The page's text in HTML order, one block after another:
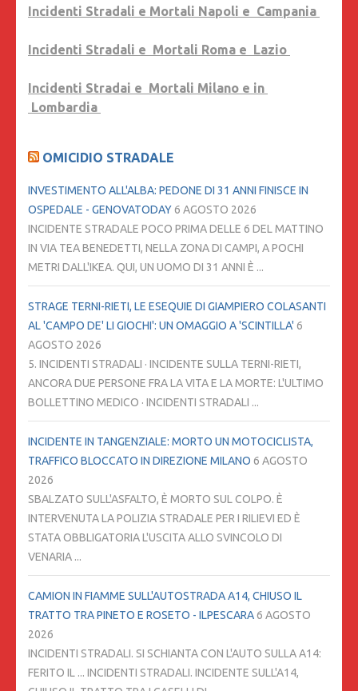
Incidenti Stradali e Mortali Napoli e Campania
Incidenti Stradali e Mortali Roma e Lazio
Incidenti Stradai e Mortali Milano e in
Lombardia
OMICIDIO STRADALE
INVESTIMENTO ALL'ALBA: PEDONE DI 31 ANNI FINISCE IN
OSPEDALE - GENOVATODAY6 AGOSTO 2026
INCIDENTE STRADALE POCO PRIMA DELLE 6 DEL MATTINO
IN VIA TEA BENEDETTI, NELLA ZONA DI CAMPI, A POCHI
METRI DALL'IKEA. QUI, UN UOMO DI 31 ANNI È ...
STRAGE TERNI-RIETI, LE ESEQUIE DI GIAMPIERO COLASANTI
AL 'CAMPO DE' LI GIOCHI': UN OMAGGIO A 'SCINTILLA' 6
AGOSTO 2026
5. INCIDENTI STRADALI · INCIDENTE SULLA TERNI-RIETI,
ANCORA DUE PERSONE FRA LA VITA E LA MORTE: L'ULTIMO
BOLLETTINO MEDICO · INCIDENTI STRADALI ...
INCIDENTE IN TANGENZIALE: MORTO UN MOTOCICLISTA,
TRAFFICO BLOCCATO IN DIREZIONE MILANO 6 AGOSTO
2026
SBALZATO SULL'ASFALTO, È MORTO SUL COLPO. È
INTERVENUTA LA POLIZIA STRADALE PER I RILIEVI ED È
STATA OBBLIGATORIA L'USCITA ALLO SVINCOLO DI
VENARIA ...
CAMION IN FIAMME SULL'AUTOSTRADA A14, CHIUSO IL
TRATTO TRA PINETO E ROSETO - ILPESCARA6 AGOSTO
2026
INCIDENTI STRADALI. SI SCHIANTA CON L'AUTO SULLA A14:
FERITO IL ... INCIDENTI STRADALI. INCIDENTE SULL'A14,